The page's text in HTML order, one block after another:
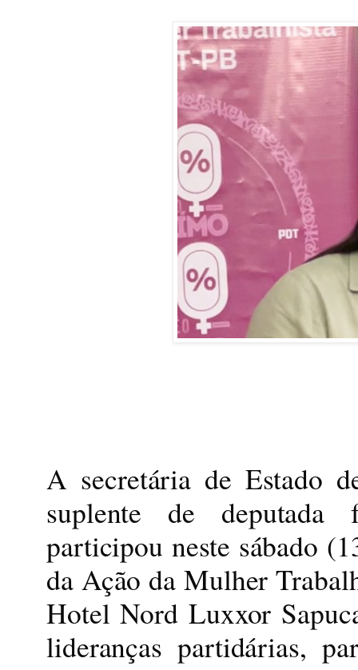
A secretária de Estado
suplente de deputada
participou neste sábado
da Ação da Mulher
Hotel Nord Luxxor
lideranças partidárias,